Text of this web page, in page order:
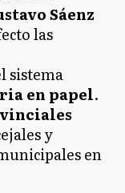
Sáenz
las
sistema
en papel.
y
en